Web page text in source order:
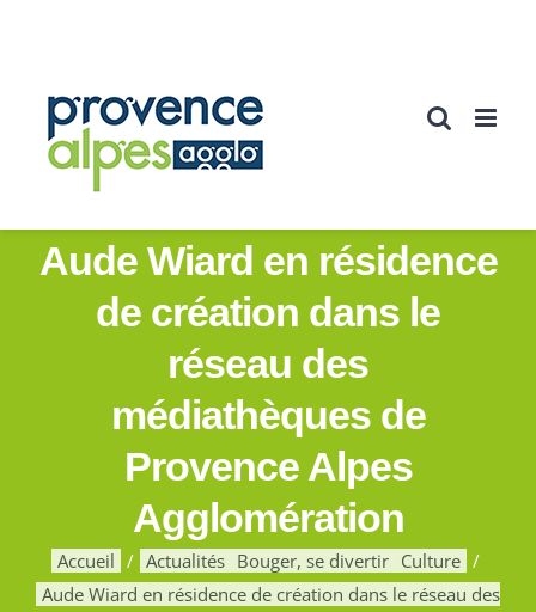
Aude Wiard en résidence
de création dans le
réseau des
médiathèques de
Provence Alpes
Agglomération
Accueil Actualités Bouger, se divertir Culture
Aude Wiard en résidence de création dans le réseau des